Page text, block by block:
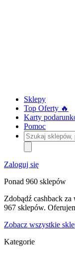
Sklepy
Top Oferty 🔥
Karty
Pomoc
Szukaj
sklepów,
produktów
i
kategorii
Zaloguj się
Ponad 960 sklepów
Zdobądź cashback
967 sklepów.
Zobacz wszystkie
Kategorie